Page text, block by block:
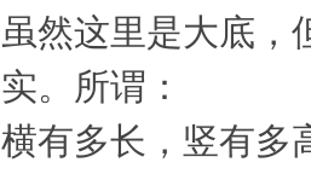
虽然这里是大底，
实。所谓：
横有多长，竖有多